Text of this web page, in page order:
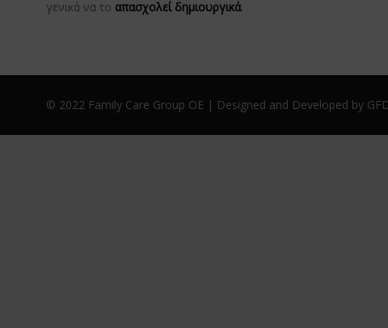
γενικά να το απασχολεί δημιουργικά.
© 2022 Family Care Group OE | Designed and Developed by